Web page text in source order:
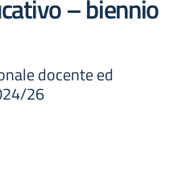
– biennio
docente ed
26